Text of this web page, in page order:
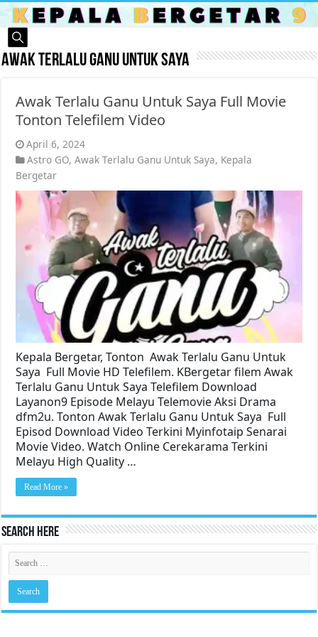
Awak Terlalu Ganu Untuk Saya
Awak Terlalu Ganu Untuk Saya Full Movie
Tonton Telefilem Video
April 6, 2024
Astro GO,Awak Terlalu Ganu Untuk Saya, Kepala
Bergetar
Kepala Bergetar, Tonton Awak Terlalu Ganu Untuk
Saya Full Movie HD Telefilem. KBergetar filem Awak
Terlalu Ganu Untuk Saya Telefilem Download
Layanon9 Episode Melayu Telemovie Aksi Drama
dfm2u. Tonton Awak Terlalu Ganu Untuk Saya Full
Episod Download Video Terkini Myinfotaip Senarai
Movie Video. Watch Online Cerekarama Terkini
Melayu High Quality …
Read More »
Search Here